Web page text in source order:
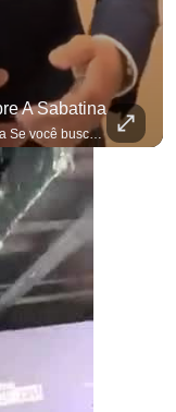
A Sabatina
Tallis Gomes da sua impressão sobre a sabatina Se você busca informação com credibilidade, inscreva-se agora e ative o